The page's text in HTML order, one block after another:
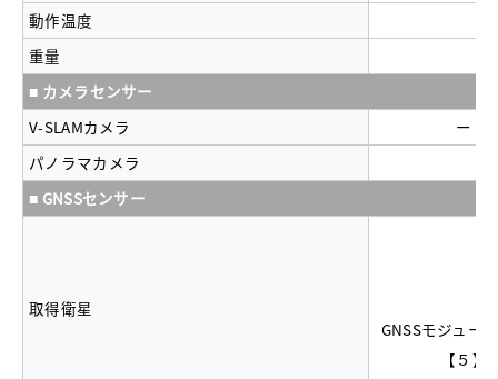
動作温度
重量
■ カメラセンサー
V-SLAMカメラ
ー
パノラマカメラ
■ GNSSセンサー
取得衛星
GNSSモジュー
【５】